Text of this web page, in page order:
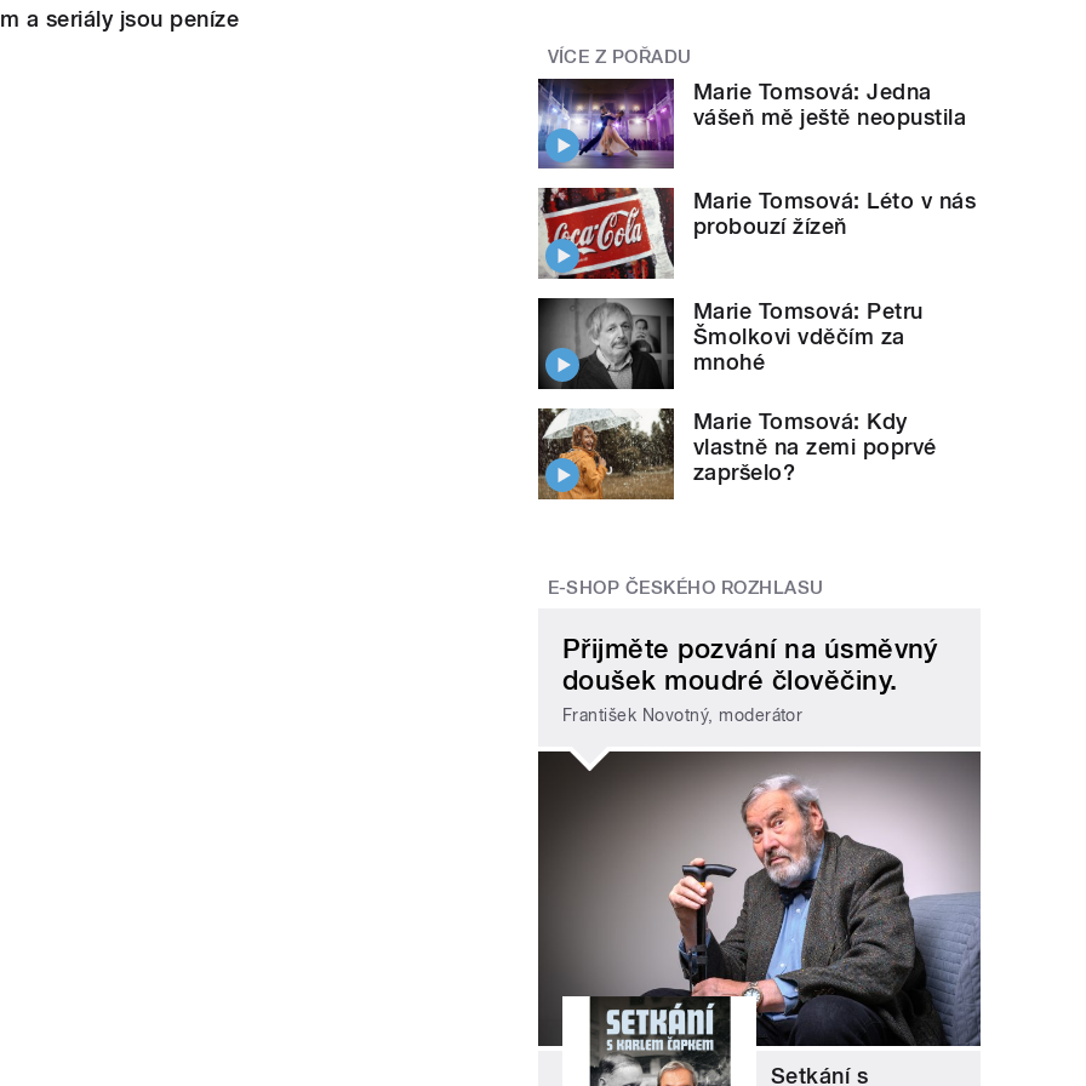
a seriály jsou peníze
VÍCE Z POŘADU
Marie Tomsová: Jedna
vášeň mě ještě neopustila
Marie Tomsová: Léto v nás
probouzí žízeň
Marie Tomsová: Petru
Šmolkovi vděčím za
mnohé
Marie Tomsová: Kdy
vlastně na zemi poprvé
zapršelo?
E-SHOP ČESKÉHO ROZHLASU
Přijměte pozvání na úsměvný
doušek moudré člověčiny.
František Novotný, moderátor
Setkání s